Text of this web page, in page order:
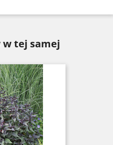
tej samej